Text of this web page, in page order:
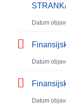
Datum
Datum
Datum